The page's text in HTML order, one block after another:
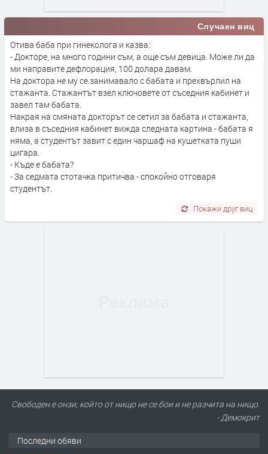
Случаен виц
Отива баба при гинеколога и казва:
- Докторе, на много години съм, а още съм девица. Може ли да
ми направите дефлорация, 100 долара давам.
На доктора не му се занимавало с бабата и прехвърлил на
стажанта. Стажантът взел ключовете от съседния кабинет и
завел там бабата.
Накрая на смяната докторът се сетил за бабата и стажанта,
влиза в съседния кабинет вижда следната картина - бабата я
няма, а студентът завит с един чаршаф на кушетката пуши
цигара.
- Къде е бабата?
- За седмата стотачка притичва - спокойно отговаря
студентът.
Покажи друг виц
Свободен е онзи, който от нищо не се бои и не разчита на нищо.
- Демокрит
Последни обяви